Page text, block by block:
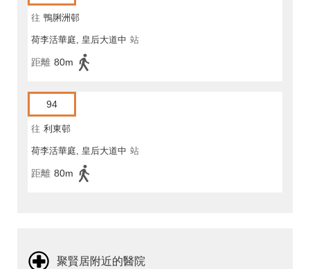
往 鴨脷洲邨
荷李活華庭, 皇后大道中 站
距離 80m
94
往 利東邨
荷李活華庭, 皇后大道中 站
距離 80m
聚賢居附近的醫院